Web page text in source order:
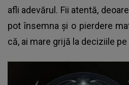
afli adevărul. Fii atentă,
pot însemna și o pierdere
că, ai mare grijă la deciziile pe